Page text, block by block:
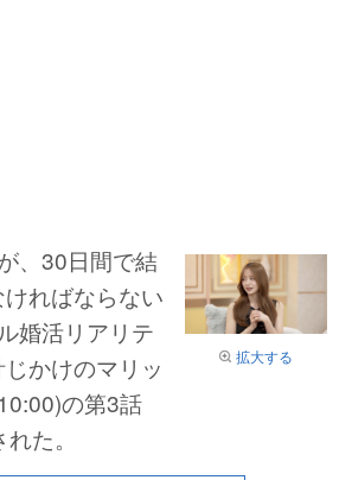
拡大する
、30日間で結
ればならない
婚活リアリテ
かけのマリッ
の第3話
た。